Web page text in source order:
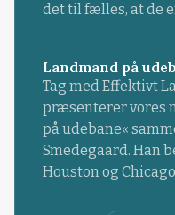
det til fælles, at de
Landmand på
Tag med Effektivt
præsenterer vores
på udebane«
Smedegaard. Han
Houston og